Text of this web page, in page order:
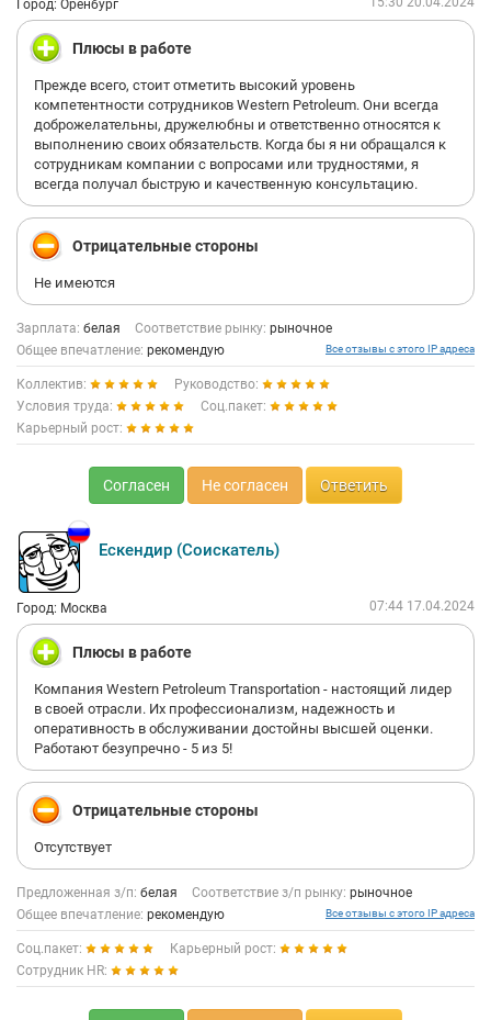
Город: Оренбург
Плюсы в работе
Прежде всего, стоит отметить высокий уровень
компетентности сотрудников Western Petroleum. Они всегда
доброжелательны, дружелюбны и ответственно относятся к
выполнению своих обязательств. Когда бы я ни обращался к
сотрудникам компании с вопросами или трудностями, я
всегда получал быструю и качественную консультацию.
Отрицательные стороны
Не имеются
Зарплата: белая Соответствие рынку: рыночное
Общее впечатление: рекомендую Все отзывы с этого IP адреса
Коллектив:
Руководство:
Условия труда:
Соц.пакет:
Карьерный рост:
Согласен Не согласен Ответить
Ескендир (Соискатель)
Город: Москва 07:44 17.04.2024
Плюсы в работе
Компания Western Petroleum Transportation - настоящий лидер
в своей отрасли. Их профессионализм, надежность и
оперативность в обслуживании достойны высшей оценки.
Работают безупречно - 5 из 5!
Отрицательные стороны
Отсутствует
Предложенная з/п: белая Соответствие з/п рынку: рыночное
Общее впечатление: рекомендую Все отзывы с этого IP адреса
Соц.пакет:
Карьерный рост:
Сотрудник HR: